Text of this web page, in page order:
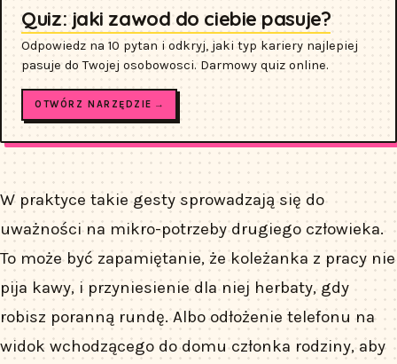
Quiz: jaki zawod do ciebie pasuje?
Odpowiedz na 10 pytan i odkryj, jaki typ kariery najlepiej
pasuje do Twojej osobowosci. Darmowy quiz online.
OTWÓRZ NARZĘDZIE →
W praktyce takie gesty sprowadzają się do
uważności na mikro-potrzeby drugiego człowieka.
To może być zapamiętanie, że koleżanka z pracy nie
pija kawy, i przyniesienie dla niej herbaty, gdy
robisz poranną rundę. Albo odłożenie telefonu na
widok wchodzącego do domu członka rodziny, aby